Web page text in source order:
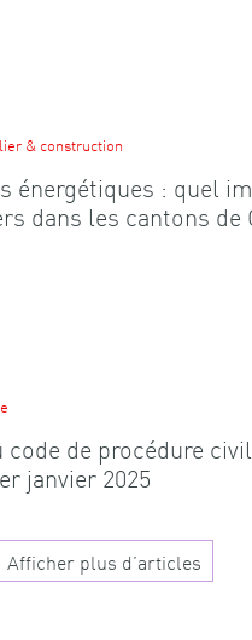
& construction
énergétiques : quel
dans les cantons de
code de procédure
janvier 2025
Afficher plus d’articles